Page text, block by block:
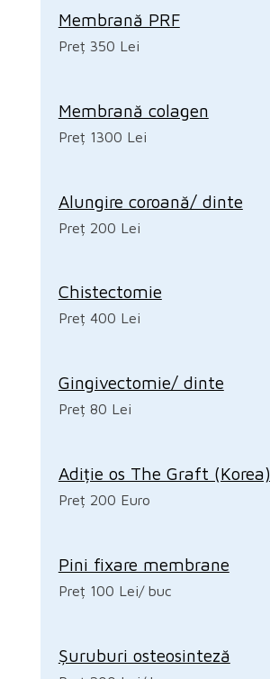
Membrană PRF
Preț 350 Lei
Membrană colagen
Preț 1300 Lei
Alungire coroană/ dinte
Preț 200 Lei
Chistectomie
Preț 400 Lei
Gingivectomie/ dinte
Preț 80 Lei
Adiție os The Graft (Korea)
Preț 200 Euro
Pini fixare membrane
Preț 100 Lei/ buc
Șuruburi osteosinteză